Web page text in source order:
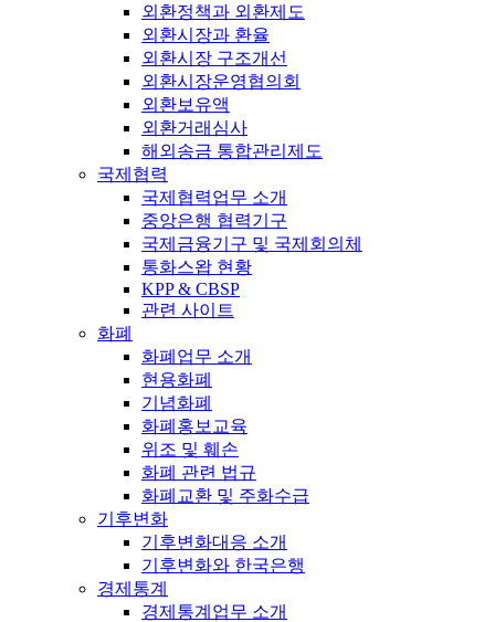
외환정책과 외환제도
외환시장과 환율
외환시장 구조개선
외환시장운영협의회
외환보유액
외환거래심사
해외송금 통합관리제도
국제협력
국제협력업무 소개
중앙은행 협력기구
국제금융기구 및 국제회의체
통화스왑 현황
KPP & CBSP
관련 사이트
화폐
화폐업무 소개
현용화폐
기념화폐
화폐홍보교육
위조 및 훼손
화폐 관련 법규
화폐교환 및 주화수급
기후변화
기후변화대응 소개
기후변화와 한국은행
경제통계
경제통계업무 소개